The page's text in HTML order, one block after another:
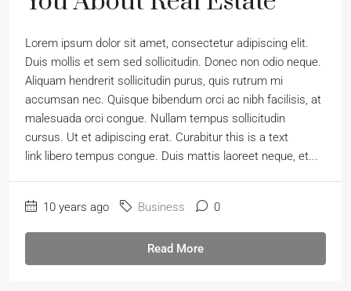
Lorem ipsum dolor sit amet, consectetur adipiscing elit.
Duis mollis et sem sed sollicitudin. Donec non odio neque.
Aliquam hendrerit sollicitudin purus, quis rutrum mi
accumsan nec. Quisque bibendum orci ac nibh facilisis, at
malesuada orci congue. Nullam tempus sollicitudin
cursus. Ut et adipiscing erat. Curabitur this is a text
link libero tempus congue. Duis mattis laoreet neque, et...
10 years ago Business 0
Read More